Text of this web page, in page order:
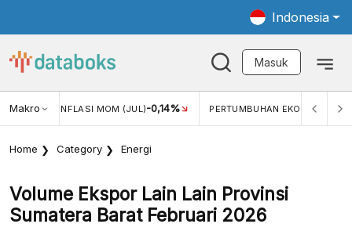
Indonesia
Masuk
Makro INFLASI MOM (JUL)-0,14% PERTUMBUHAN EKONOMI 5,11%
Home Category Energi
Volume Ekspor Lain Lain Provinsi
Sumatera Barat Februari 2026